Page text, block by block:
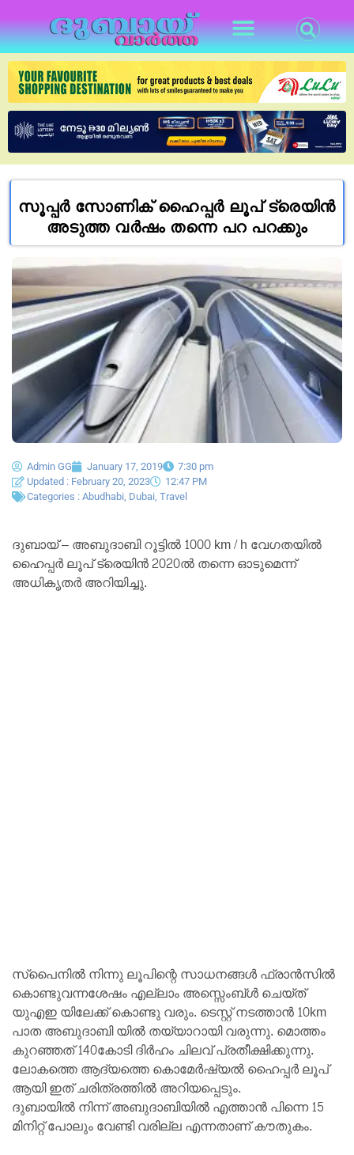
സൂപ്പർ സോണിക് ഹൈപ്പർ ലൂപ് ട്രെയിൻ
അടുത്ത വർഷം തന്നെ പറ പറക്കും
Admin GG January 17, 2019
7:30 pm
Updated : February 20, 2023
12:47 PM
Categories : Abudhabi, Dubai, Travel
ദുബായ് – അബുദാബി റൂട്ടിൽ 1000 km / h വേഗതയിൽ
ഹൈപ്പർ ലൂപ് ട്രെയിൻ 2020ൽ തന്നെ ഓടുമെന്ന്
അധികൃതർ അറിയിച്ചു.
സ്പൈനിൽ നിന്നു ലൂപിന്റെ സാധനങ്ങൾ ഫ്രാൻ‌സിൽ
കൊണ്ടുവന്നശേഷം എല്ലാം അസ്സെംബ്ൾ ചെയ്ത്
യുഎഇ യിലേക്ക് കൊണ്ടു വരും. ടെസ്റ്റ്‌ നടത്താൻ 10km
പാത അബുദാബി യിൽ തയ്യാറായി വരുന്നു. മൊത്തം
കുറഞ്ഞത് 140കോടി ദിർഹം ചിലവ് പ്രതീക്ഷിക്കുന്നു.
ലോകത്തെ ആദ്യത്തെ കൊമേർഷ്യൽ ഹൈപ്പർ ലൂപ്
ആയി ഇത് ചരിത്രത്തിൽ അറിയപ്പെടും.
ദുബായിൽ നിന്ന് അബുദാബിയിൽ എത്താൻ പിന്നെ 15
മിനിറ്റ് പോലും വേണ്ടി വരില്ല എന്നതാണ് കൗതുകം.